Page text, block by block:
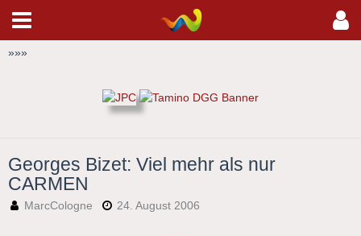
»»»
Georges Bizet: Viel mehr als nur
CARMEN
MarcCologne 24. August 2006